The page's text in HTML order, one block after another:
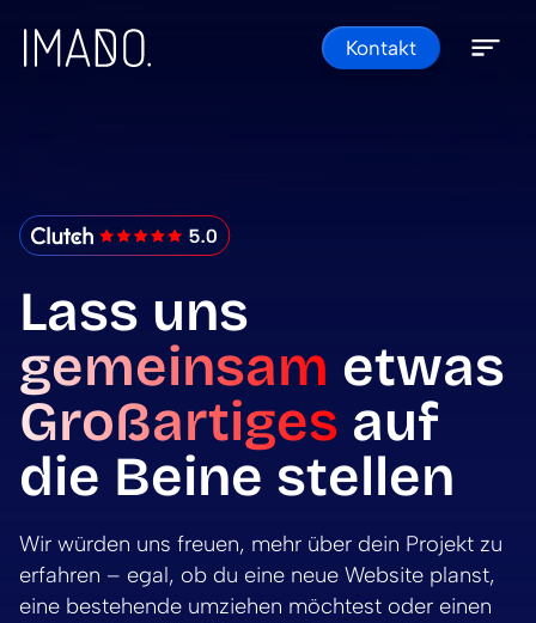
Kontakt
IMADO Reviews
Lass uns
gemeinsam etwas
Großartiges auf
die Beine stellen
Wir würden uns freuen, mehr über dein Projekt zu
erfahren – egal, ob du eine neue Website planst,
eine bestehende umziehen möchtest oder einen